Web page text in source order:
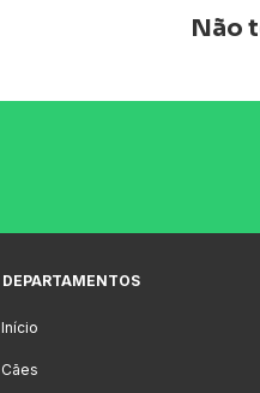
Não
DEPARTAMENTOS
Início
Cães